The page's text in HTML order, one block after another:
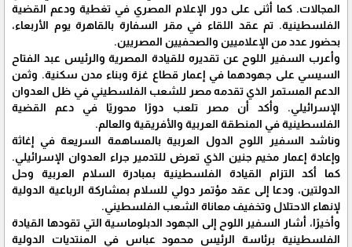
المجالات. كما أثنى على دور الإعلام المصري في تغطية ودعم القضية
الفلسطينية. تم عقد اللقاء في مقر السفارة بالقاهرة يوم الأربعاء،
بحضور عدد من الإعلاميين والصحفيين المصريين.
وأعرب السفير اللوح عن تقديره للقيادة المصرية والرئيس عبد الفتاح
السيسي على جهودهما في إعمار قطاع غزة وبناء مدن سكنية. وثمن
الدعم المستمر الذي تقدمه مصر للشعب الفلسطيني في ظل العدوان
الإسرائيلي. وأكد أن مصر تلعب دورًا محوريًا في دعم القضية
الفلسطينية في المنطقة العربية والأفريقية والعالم.
وناشد السفير اللوح الدول العربية بالمساهمة السريعة في إغاثة
وإعادة إعمار مخيم جنين الذي تعرض للتدمير جراء العدوان الإسرائيلي.
كما أكد التزام القيادة الفلسطينية بمبادرة السلام العربية وحل
الدولتين، ودعا إلى عقد مؤتمر دولي للسلام بمشاركة الرباعية الدولية
لإنهاء الاحتلال وتخفيف معاناة الشعب الفلسطيني.
وأخيرًا، أشار السفير اللوح إلى الجهود الدبلوماسية التي تقودها القيادة
الفلسطينية برئاسة الرئيس محمود عباس في المنتديات الدولية